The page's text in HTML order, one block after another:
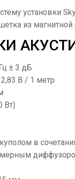
установки
из
± 3 дБ
В / 1 метр
Вт)
в